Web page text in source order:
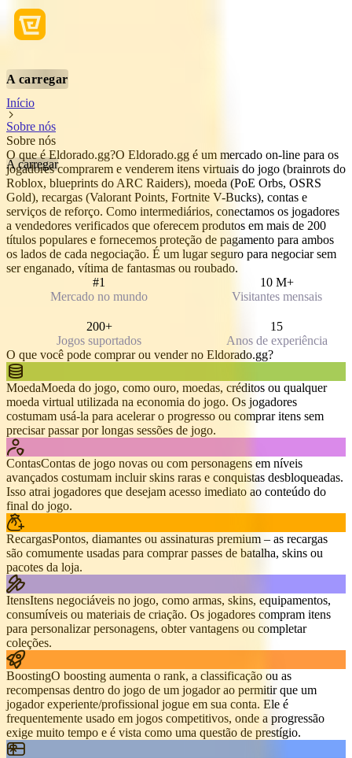
A carregar
A carregar
Início
Sobre nós
Sobre nós
O que é Eldorado.gg?O Eldorado.gg é um mercado on-line para os
jogadores comprarem e venderem itens virtuais do jogo (brainrots do
Roblox, blueprints do ARC Raiders), moeda (PoE Orbs, OSRS
Gold), recargas (Valorant Points, Fortnite V-Bucks), contas e
serviços de reforço. Como intermediários, conectamos os jogadores
a vendedores verificados que oferecem produtos em mais de 200
títulos populares e fornecemos proteção de pagamento para ambos
os lados de cada negociação. É um lugar seguro para negociar sem
ser enganado, vítima de fantasmas ou roubado.
#1
Mercado no mundo
10 M+
Visitantes mensais
200+
Jogos suportados
15
Anos de experiência
O que você pode comprar ou vender no Eldorado.gg?
MoedaMoeda do jogo, como ouro, moedas, créditos ou qualquer
moeda virtual utilizada na economia do jogo. Os jogadores
costumam usá-la para acelerar o progresso ou comprar itens sem
precisar passar por longas sessões de jogo.
ContasContas de jogo novas ou com personagens em níveis
avançados costumam incluir skins raras e conquistas desbloqueadas.
Isso atrai jogadores que desejam acesso imediato ao conteúdo do
final do jogo.
RecargasPontos, diamantes ou assinaturas premium – as recargas
são comumente usadas para comprar passes de batalha, skins ou
pacotes da loja.
ItensItens negociáveis no jogo, como armas, skins, equipamentos,
consumíveis ou materiais de criação. Os jogadores compram itens
para personalizar personagens, obter vantagens ou completar
coleções.
BoostingO boosting aumenta o rank, a classificação ou as
recompensas dentro do jogo de um jogador ao permitir que um
jogador experiente/profissional jogue em sua conta. Ele é
frequentemente usado em jogos competitivos, onde a progressão
exige muito tempo e é vista como uma questão de prestígio.